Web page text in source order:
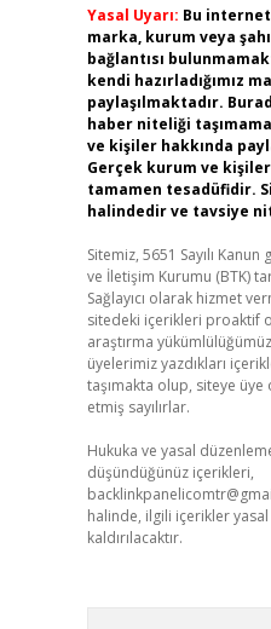
Yasal Uyarı: Bu
marka, kurum veya
bağlantısı
kendi hazırladığımız
paylaşılmaktadır.
haber niteliği
ve kişiler hakkında
Gerçek kurum ve
tamamen tesadüfidir.
halindedir ve tavsiye
Sitemiz, 5651 Sayılı
ve İletişim Kurumu (BTK)
Sağlayıcı olarak hizmet
sitedeki içerikleri proaktif
araştırma
üyelerimiz yazdıkları
taşımakta olup, siteye
etmiş sayılırlar.
Hukuka ve yasal
düşündüğünüz içerikleri,
halinde, ilgili içerikler
kaldırılacaktır.